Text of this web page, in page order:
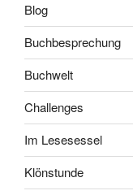
Blog
Buchbesprechung
Buchwelt
Challenges
Im Lesesessel
Klönstunde